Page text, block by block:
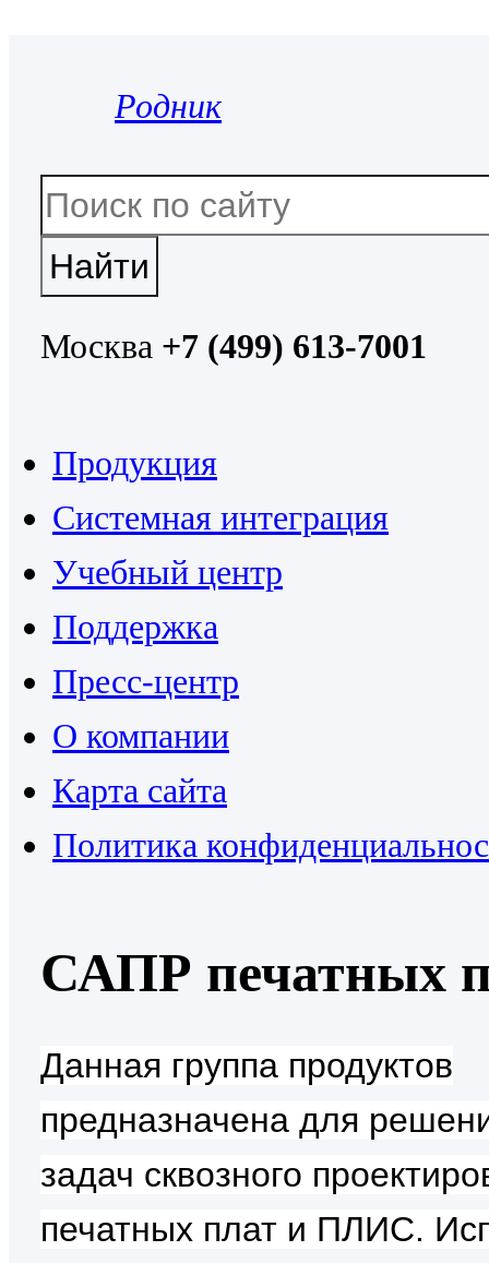
Родник
Москва +7 (499) 613-7001
Продукция
Системная интеграция
Учебный центр
Поддержка
Пресс-центр
О компании
Карта сайта
Политика
САПР печатных
Данная группа продуктов
предназначена для
задач сквозного
печатных плат и ПЛИС.